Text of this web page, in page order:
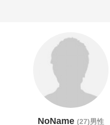
NoName (27)男性